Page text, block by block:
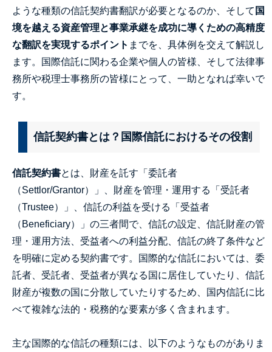
ような種類の信託契約書翻訳が必要となるのか、そして 国
境を越える資産管理と事業承継を成功に導くための高精度
な翻訳を実現するポイント までを、具体例を交えて解説し
ます。国際信託に関わる企業や個人の皆様、そして法律事
務所や税理士事務所の皆様にとって、一助となれば幸いで
す。
信託契約書とは？国際信託におけるその役割
信託契約書とは、財産を託す「委託者
（Settlor/Grantor）」、財産を管理・運用する「受託者
（Trustee）」、信託の利益を受ける「受益者
（Beneficiary）」の三者間で、信託の設定、信託財産の管
理・運用方法、受益者への利益分配、信託の終了条件など
を明確に定める契約書です。国際的な信託においては、委
託者、受託者、受益者が異なる国に居住していたり、信託
財産が複数の国に分散していたりするため、国内信託に比
べて複雑な法的・税務的な要素が多く含まれます。
主な国際的な信託の種類には、以下のようなものがありま